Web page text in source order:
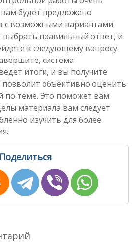
будет предложено
с возможными вариантами
правильный ответ, и
к следующему вопросу.
система
итоги, и вы получите
позволит объективно оценить
по теме. Это поможет вам
материала вам следует
изучить для более
Поделиться